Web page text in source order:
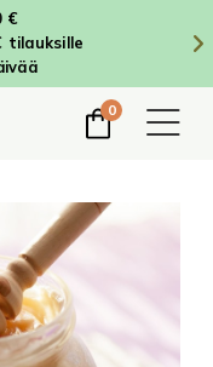
€
tilauksille
0